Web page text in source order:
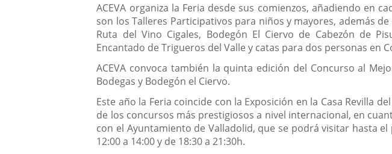
ACEVA organiza la Feria desde sus comienzos, añadiendo en
son los Talleres Participativos para niños y mayores, además
Ruta del Vino Cigales, Bodegón El Ciervo de Cabezón de
Encantado de Trigueros del Valle y catas para dos personas en
ACEVA convoca también la quinta edición del Concurso al
Bodegas y Bodegón el Ciervo.
Este año la Feria coincide con la Exposición en la Casa Revilla
de los concursos más prestigiosos a nivel internacional, en
con el Ayuntamiento de Valladolid, que se podrá visitar hasta
12:00 a 14:00 y de 18:30 a 21:30h.